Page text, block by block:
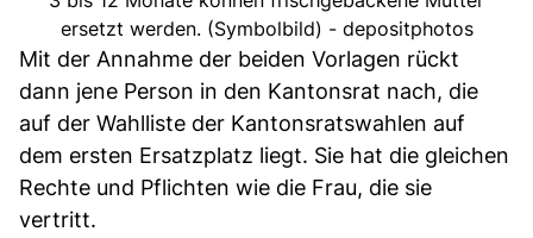
ersetzt werden. (Symbolbild) - depositphotos
Mit der Annahme der beiden Vorlagen rückt
dann jene Person in den Kantonsrat nach, die
auf der Wahlliste der Kantonsratswahlen auf
dem ersten Ersatzplatz liegt. Sie hat die gleichen
Rechte und Pflichten wie die Frau, die sie
vertritt.